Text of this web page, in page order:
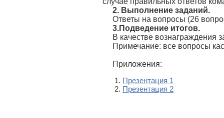
2. Выполнение заданий.
Ответы на вопросы (26
3.Подведение итогов.
В качестве вознаграждения
Примечание: все вопросы
Приложения:
Презентация 1
Презентация 2